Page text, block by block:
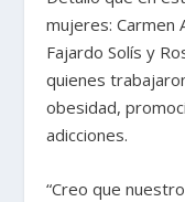
mujeres: Carmen
Fajardo Solís y
quienes
obesidad,
adicciones.
“Creo que